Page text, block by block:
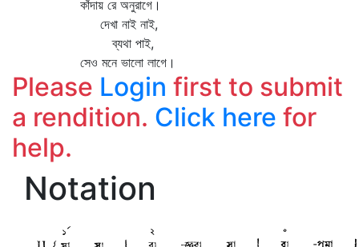
কাঁদায় রে অনুরাগে।
দেখা নাই নাই,
ব্যথা পাই,
সেও মনে ভালো লাগে।
Please Login first to submit
a rendition. Click here for
help.
Notation